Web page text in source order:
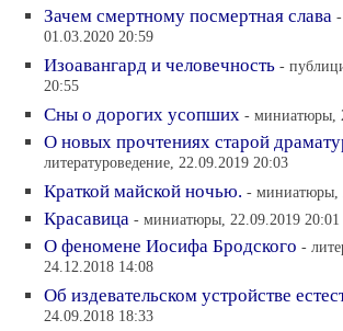
Зачем смертному посмертная слава
01.03.2020 20:59
Изоавангард и человечность -
20:55
Сны о дорогих усопших - миниатюры,
О новых прочтениях старой
литературоведение, 22.09.2019 20:03
Краткой майской ночью. - миниатюры,
Красавица - миниатюры, 22.09.2019 20:01
О феномене Иосифа Бродского -
24.12.2018 14:08
Об издевательском устройстве
24.09.2018 18:33